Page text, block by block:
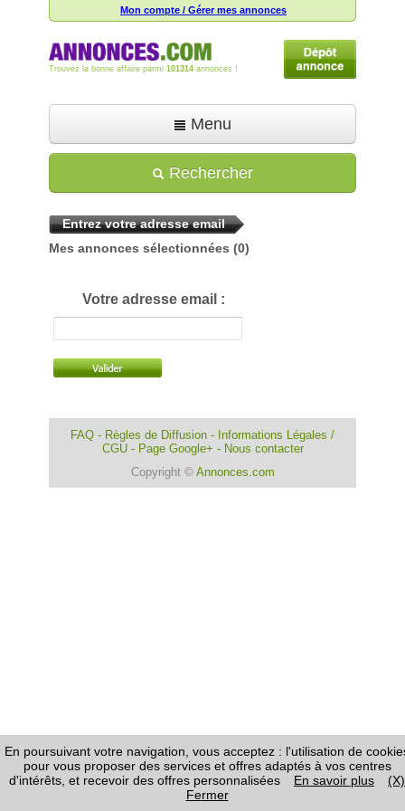
Mon compte / Gérer mes annonces
Trouvez la bonne affaire parmi 101314 annonces !
Menu
Déposer une annonce
Toutes les annonces
Aide
Rechercher
Entrez votre adresse email
Mes annonces sélectionnées (0)
Votre adresse email :
FAQ - Règles de Diffusion - Informations Légales /
CGU- Page Google+ - Nous contacter
Copyright © Annonces.com
En poursuivant votre navigation, vous acceptez : l'utilisation de
pour vous proposer des services et offres adaptés à vos centres
d'intérêts, et recevoir des offres personnalisées
En savoir plus
(X)
Fermer